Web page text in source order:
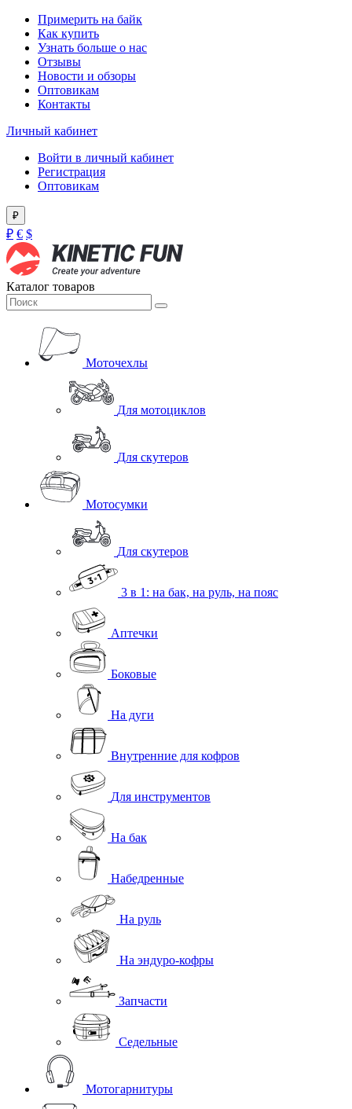
Примерить на байк
Как купить
Узнать больше о нас
Отзывы
Новости и обзоры
Оптовикам
Контакты
Личный кабинет
Войти в личный кабинет
Регистрация
Оптовикам
₽
₽ € $
Каталог товаров
Моточехлы
Для мотоциклов
Для скутеров
Мотосумки
Для скутеров
3 в 1: на бак, на руль, на пояс
Аптечки
Боковые
На дуги
Внутренние для кофров
Для инструментов
На бак
Набедренные
На руль
На эндуро-кофры
Запчасти
Седельные
Мотогарнитуры